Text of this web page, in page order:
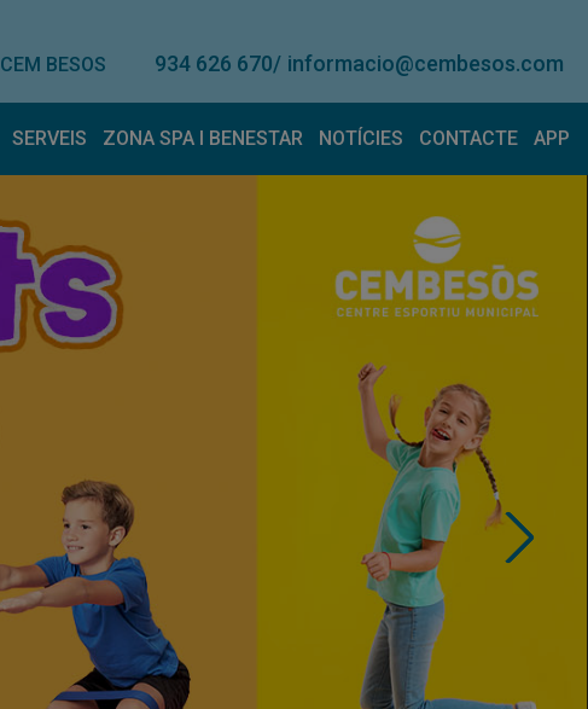
CEM BESOS 934 626 670/ informacio@cembesos.com
SERVEIS ZONA SPA I BENESTAR NOTÍCIES CONTACTE APP